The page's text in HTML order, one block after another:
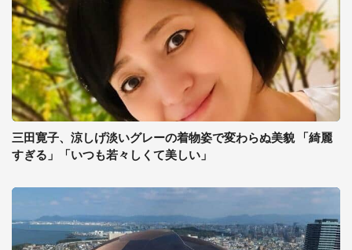
三田寛子、涼しげ淡いグレーの着物姿で変わらぬ美貌 「綺麗
すぎる」「いつも若々しくて美しい」